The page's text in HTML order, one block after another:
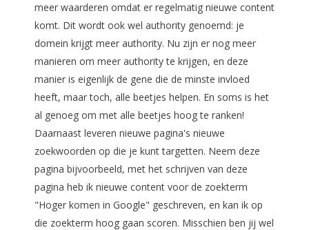
meer waarderen omdat er regelmatig nieuwe content
komt. Dit wordt ook wel authority genoemd: je
domein krijgt meer authority. Nu zijn er nog meer
manieren om meer authority te krijgen, en deze
manier is eigenlijk de gene die de minste invloed
heeft, maar toch, alle beetjes helpen. En soms is het
al genoeg om met alle beetjes hoog te ranken!
Daarnaast leveren nieuwe pagina's nieuwe
zoekwoorden op die je kunt targetten. Neem deze
pagina bijvoorbeeld, met het schrijven van deze
pagina heb ik nieuwe content voor de zoekterm
"Hoger komen in Google" geschreven, en kan ik op
die zoekterm hoog gaan scoren. Misschien ben jij wel